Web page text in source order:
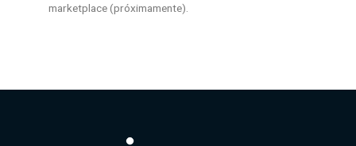
marketplace (próximamente).